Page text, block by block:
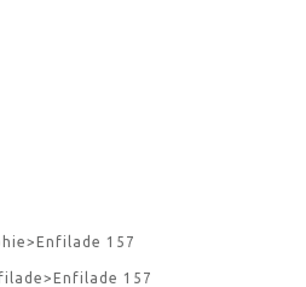
>Enfilade 157
>Enfilade 157